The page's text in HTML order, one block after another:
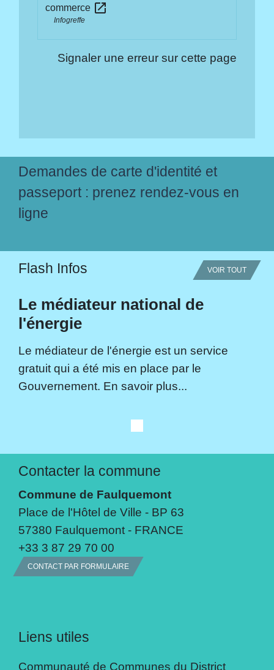
commerce open_in_new
Infogreffe
Signaler une erreur sur cette page
Demandes de carte d'identité et
passeport : prenez rendez-vous en
ligne
Flash Infos VOIR TOUT
Le médiateur national de
l'énergie
Le médiateur de l'énergie est un service
gratuit qui a été mis en place par le
Gouvernement. En savoir plus...
Contacter la commune
Commune de Faulquemont
Place de l'Hôtel de Ville - BP 63
57380 Faulquemont - FRANCE
+33 3 87 29 70 00
CONTACT PAR FORMULAIRE
Liens utiles
Communauté de Communes du District